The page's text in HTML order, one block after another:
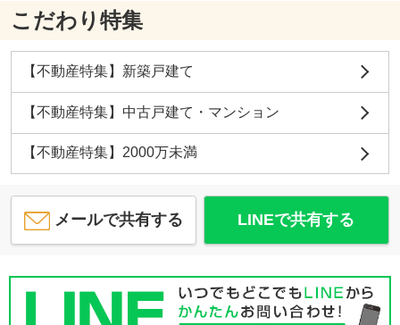
こだわり特集
【不動産特集】新築戸建て
【不動産特集】中古戸建て・マンション
【不動産特集】2000万未満
メールで共有する LINEで共有する